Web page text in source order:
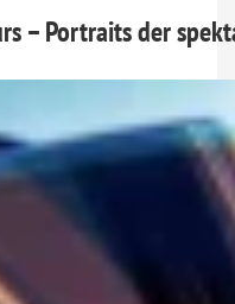
– Portraits der